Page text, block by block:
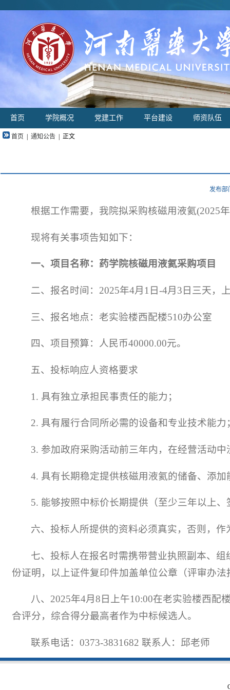
首页 学院概况 党建工作 平台建设 师资队伍
首页 通知公告 正文
发布
根据工作需要，我院拟采购核磁用液氦(2025
现将有关事项告知如下：
一、项目名称： 药学院核磁用液氦采购项目
二、报名时间：2025年4月1日-4月3日三天，
三、报名地点：老实验楼西配楼510办公室
四、项目预算：人民币40000.00元。
五、投标响应人资格要求
1. 具有独立承担民事责任的能力；
2. 具有履行合同所必需的设备和专业技术能力
3. 参加政府采购活动前三年内，在经营活动
4. 具有长期稳定提供核磁用液氦的储备、添
5. 能够按照中标价长期提供（至少三年以上
六、投标人所提供的资料必须真实，否则，
七、投标人在报名时需携带营业执照副本、
份证明，以上证件复印件加盖单位公章（评审办法
八、2025年4月8日上午10:00在老实验楼西
合评分，综合得分最高者作为中标候选人。
联系电话：0373-3831682 联系人：邱老师